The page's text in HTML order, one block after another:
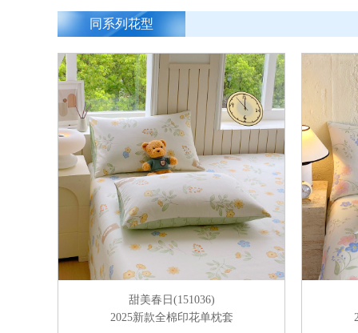
同系列花型
甜美春日(151036)
2025新款全棉印花单枕套